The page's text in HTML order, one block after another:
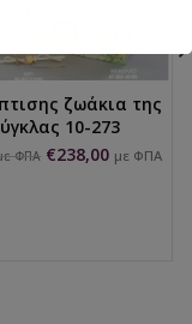
ζωάκια της
10-273
ΦΠΑ €238,00 με ΦΠΑ